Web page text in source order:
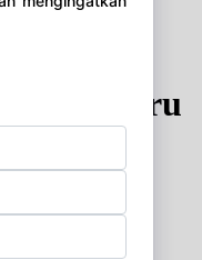
terbaru